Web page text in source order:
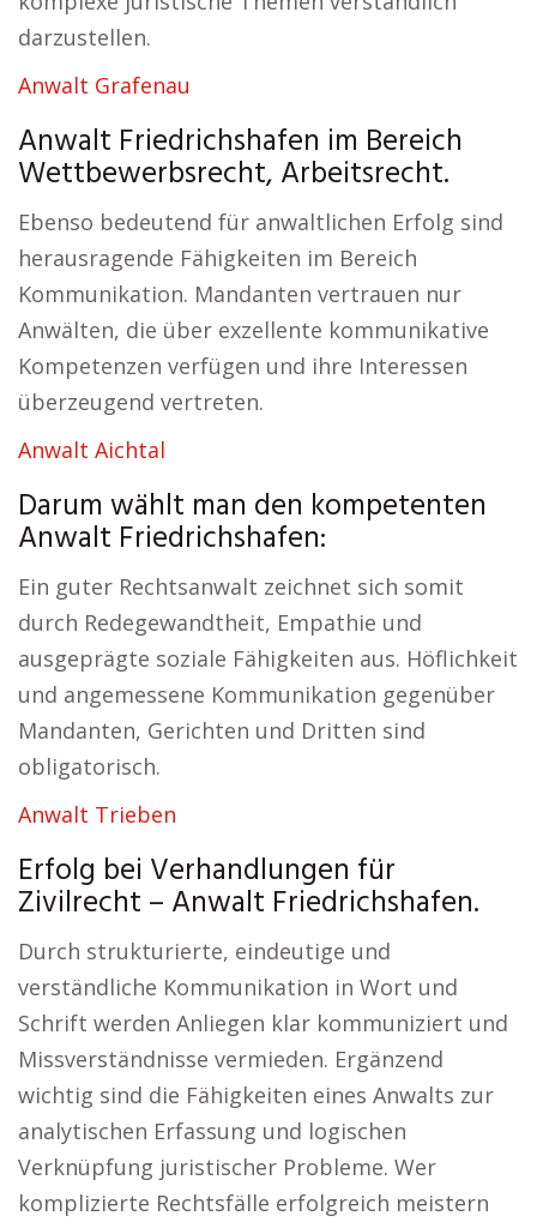
darzustellen.
Anwalt Grafenau
Anwalt Friedrichshafen im Bereich
Wettbewerbsrecht, Arbeitsrecht.
Ebenso bedeutend für anwaltlichen Erfolg sind
herausragende Fähigkeiten im Bereich
Kommunikation. Mandanten vertrauen nur
Anwälten, die über exzellente kommunikative
Kompetenzen verfügen und ihre Interessen
überzeugend vertreten.
Anwalt Aichtal
Darum wählt man den kompetenten
Anwalt Friedrichshafen:
Ein guter Rechtsanwalt zeichnet sich somit
durch Redegewandtheit, Empathie und
ausgeprägte soziale Fähigkeiten aus. Höflichkeit
und angemessene Kommunikation gegenüber
Mandanten, Gerichten und Dritten sind
obligatorisch.
Anwalt Trieben
Erfolg bei Verhandlungen für
Zivilrecht – Anwalt Friedrichshafen.
Durch strukturierte, eindeutige und
verständliche Kommunikation in Wort und
Schrift werden Anliegen klar kommuniziert und
Missverständnisse vermieden. Ergänzend
wichtig sind die Fähigkeiten eines Anwalts zur
analytischen Erfassung und logischen
Verknüpfung juristischer Probleme. Wer
komplizierte Rechtsfälle erfolgreich meistern